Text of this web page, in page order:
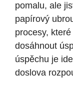
pomalu, ale
papírový
procesy,
dosáhnout
úspěchu je
doslova